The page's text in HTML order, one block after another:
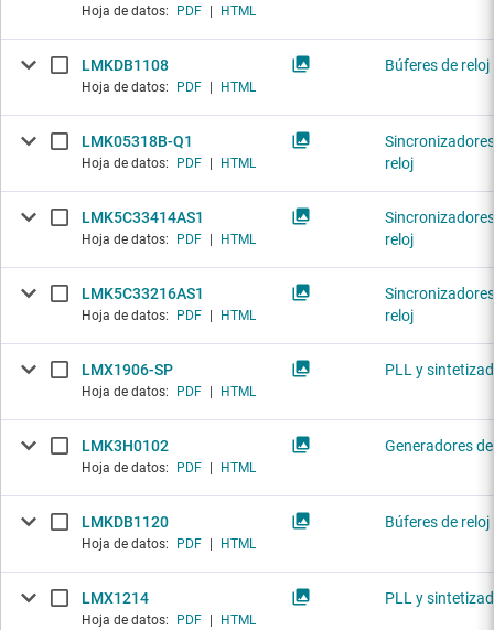
Hoja de datos: PDF HTML
LMKDB1108
Hoja de datos: PDF HTML
Búferes de reloj
LMK05318B-Q1
Hoja de datos: PDF HTML
reloj
LMK5C33414AS1
Hoja de datos: PDF HTML
reloj
LMK5C33216AS1
Hoja de datos: PDF HTML
reloj
LMX1906-SP
Hoja de datos: PDF HTML
PLL y
LMK3H0102
Hoja de datos: PDF HTML
Generadores
LMKDB1120
Hoja de datos: PDF HTML
Búferes de reloj
LMX1214
Hoja de datos: PDF HTML
PLL y